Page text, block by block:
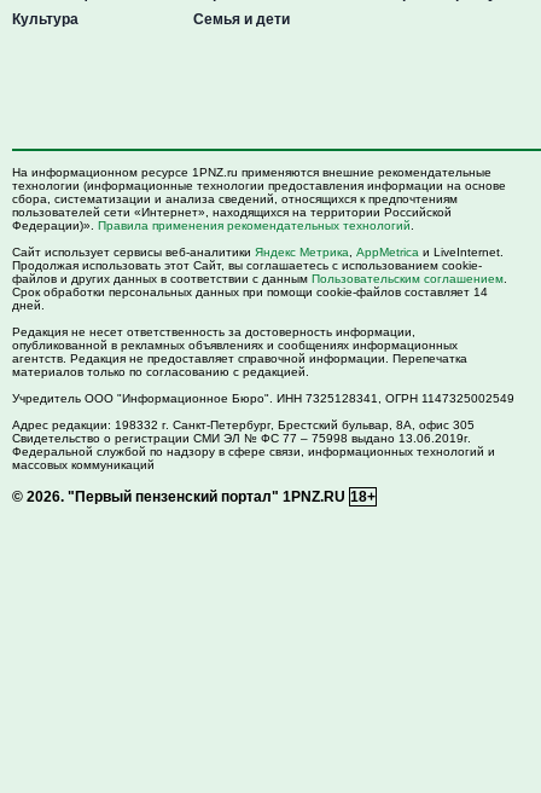
Культура
Семья и дети
На информационном ресурсе 1PNZ.ru применяются внешние рекомендательные
технологии (информационные технологии предоставления информации на основе
сбора, систематизации и анализа сведений, относящихся к предпочтениям
пользователей сети «Интернет», находящихся на территории Российской
Федерации)». Правила применения рекомендательных технологий
Сайт использует сервисы веб-аналитики Яндекс Метрика AppMetrica и LiveInternet.
Продолжая использовать этот Сайт, вы соглашаетесь с использованием cookie-
файлов и других данных в соответствии с данным Пользовательским соглашением
Срок обработки персональных данных при помощи cookie-файлов составляет 14
дней.
Редакция не несет ответственность за достоверность информации,
опубликованной в рекламных объявлениях и сообщениях информационных
агентств. Редакция не предоставляет справочной информации. Перепечатка
материалов только по согласованию с редакцией.
Учредитель ООО "Информационное Бюро". ИНН 7325128341, ОГРН 1147325002549
Адрес редакции: 198332 г. Санкт-Петербург, Брестский бульвар, 8А, офис 305
Свидетельство о регистрации СМИ ЭЛ № ФС 77 – 75998 выдано 13.06.2019г.
Федеральной службой по надзору в сфере связи, информационных технологий и
массовых коммуникаций
© 2026. "Первый пензенский портал" 1PNZ.RU 18+